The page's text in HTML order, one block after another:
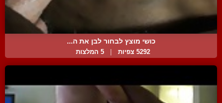
כושי מוצץ לבחור לבן את ה...
5292 צפיות 5 המלצות